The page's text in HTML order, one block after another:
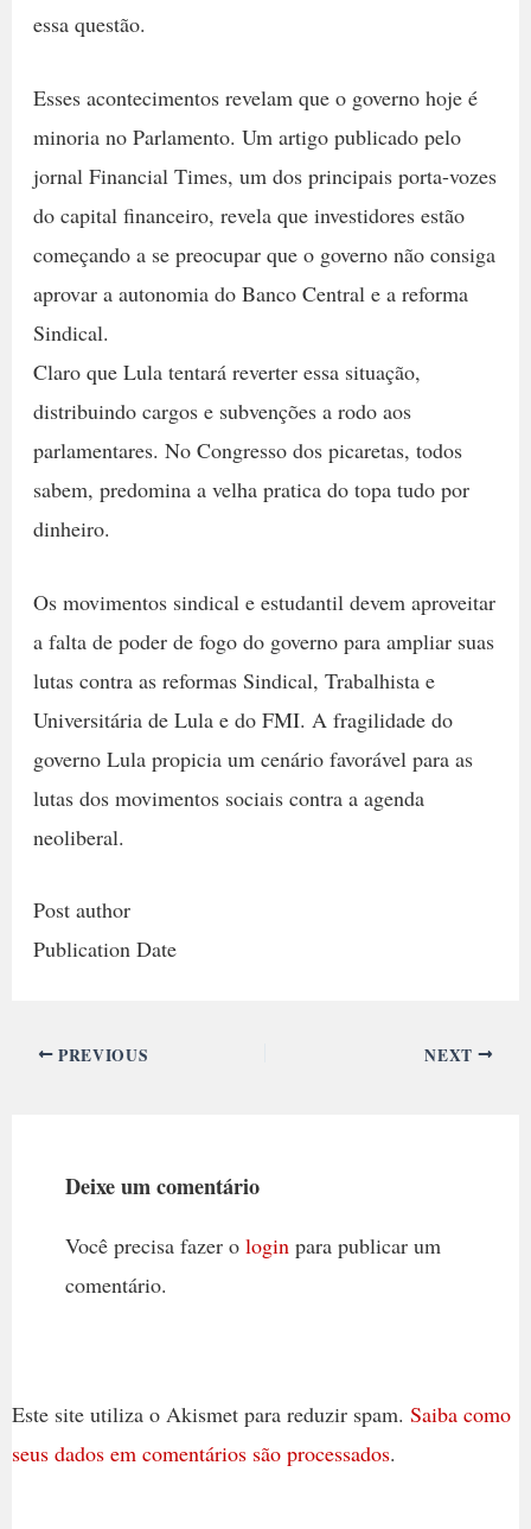
essa questão.
Esses acontecimentos revelam que o governo hoje é
minoria no Parlamento. Um artigo publicado pelo
jornal Financial Times, um dos principais porta-vozes
do capital financeiro, revela que investidores estão
começando a se preocupar que o governo não consiga
aprovar a autonomia do Banco Central e a reforma
Sindical.
Claro que Lula tentará reverter essa situação,
distribuindo cargos e subvenções a rodo aos
parlamentares. No Congresso dos picaretas, todos
sabem, predomina a velha pratica do topa tudo por
dinheiro.
Os movimentos sindical e estudantil devem aproveitar
a falta de poder de fogo do governo para ampliar suas
lutas contra as reformas Sindical, Trabalhista e
Universitária de Lula e do FMI. A fragilidade do
governo Lula propicia um cenário favorável para as
lutas dos movimentos sociais contra a agenda
neoliberal.
Post author
Publication Date
PREVIOUS NEXT
Deixe um comentário
Você precisa fazer o login para publicar um
comentário.
Este site utiliza o Akismet para reduzir spam. Saiba como
seus dados em comentários são processados.